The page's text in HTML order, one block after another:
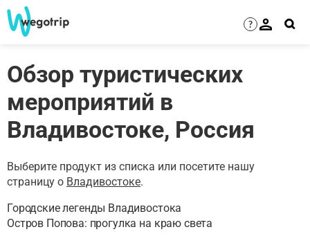
?
Обзор туристических
мероприятий в
Владивостоке, Россия
Выберите продукт из списка или посетите нашу
страницу о Владивостоке.
Городские легенды Владивостока
Остров Попова: прогулка на краю света